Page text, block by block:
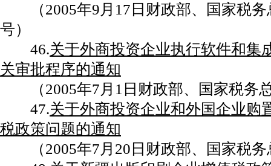
（2005年9月17日财政部、国家税务
号）
46.关于外商投资企业执行软件和集
关审批程序的通知
（2005年7月1日财政部、国家税务
47.关于外商投资企业和外国企业购
税政策问题的通知
（2005年7月20日财政部、国家税务